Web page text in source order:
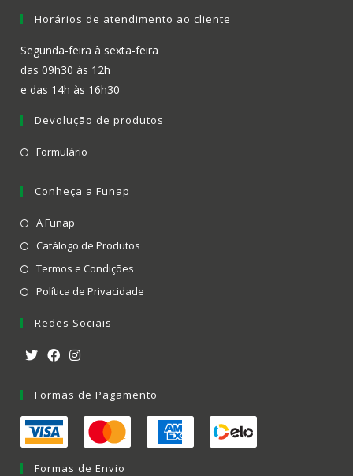
Horários de atendimento ao cliente
Segunda-feira à sexta-feira
das 09h30 às 12h
e das 14h às 16h30
Devolução de produtos
Formulário
Conheça a Funap
A Funap
Catálogo de Produtos
Termos e Condições
Política de Privacidade
Redes Sociais
Formas de Pagamento
Formas de Envio